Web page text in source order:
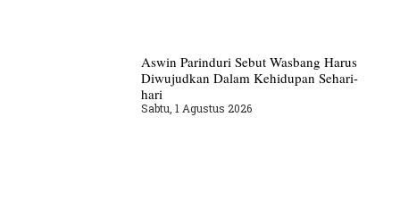
Aswin Parinduri Sebut Wasbang Harus
Diwujudkan Dalam Kehidupan Sehari-
hari
Sabtu, 1 Agustus 2026